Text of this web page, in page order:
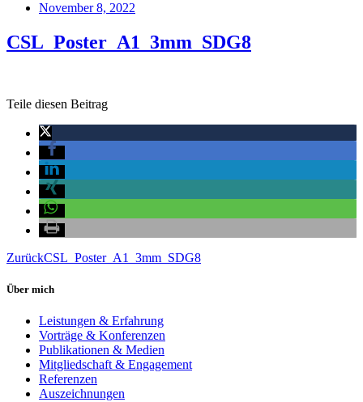
November 8, 2022
CSL_Poster_A1_3mm_SDG8
Teile diesen Beitrag
ZurückCSL_Poster_A1_3mm_SDG8
Über mich
Leistungen & Erfahrung
Vorträge & Konferenzen
Publikationen & Medien
Mitgliedschaft & Engagement
Referenzen
Auszeichnungen